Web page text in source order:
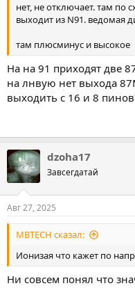
нет, не отключает. там по
выходит из N91. ведомая
там плюсминус и высокое
На на 91 приходят две
на лнвую нет выхода
выходить с 16 и 8
dzoha17
Завсегдатай
Авг 27, 2025
MBTECH сказал:
Ионизая что кажет по
Ни совсем понял что